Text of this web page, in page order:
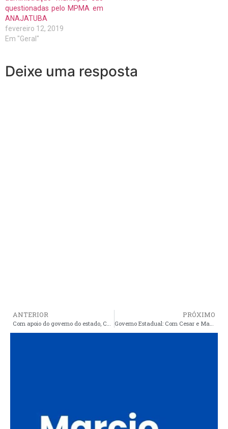
questionadas pelo MPMA em
ANAJATUBA
fevereiro 12, 2019
Em "Geral"
Deixe uma resposta
ANTERIOR
Com apoio do governo do estado, Celebração de Corpus Christi de Araioses foi um sucesso
PRÓXIMO
Governo Estadual: Com Cesar e Marcio Machado, Povoado Placa comemora 2 anos da realização de um grande sonho